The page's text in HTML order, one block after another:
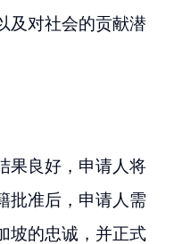
及对社会的贡献潜
果良好，申请人将
批准后，申请人需
坡的忠诚，并正式